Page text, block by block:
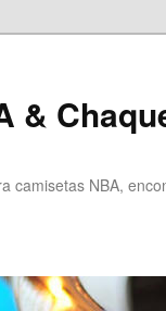
&
camisetas NBA,